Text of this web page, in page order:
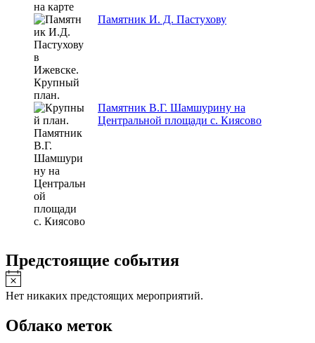
Памятник И. Д. Пастухову
Памятник В.Г. Шамшурину на
Центральной площади с. Киясово
Предстоящие события
Заметка
Нет никаких предстоящих мероприятий.
Облако меток